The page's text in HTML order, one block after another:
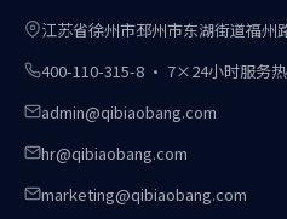
江苏省徐州市邳州市东湖街道福州
400-110-315-8 · 7×24小时服务
admin@qibiaobang.com
hr@qibiaobang.com
marketing@qibiaobang.com